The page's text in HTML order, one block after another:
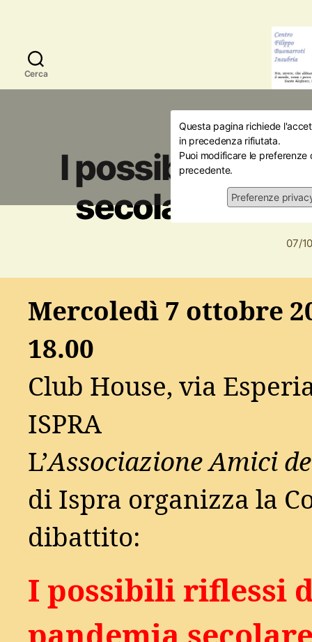
Cerca
Questa pagina richiede
in precedenza rifiutata.
Puoi modificare le
precedente.
Preferenze
Amici della Storia
I possibili
secolare sulla
07/
Mercoledì 7 ottobre
18.00
Club House, via
ISPRA
L’Associazione Amici
di Ispra organizza la
dibattito:
I possibili riflessi